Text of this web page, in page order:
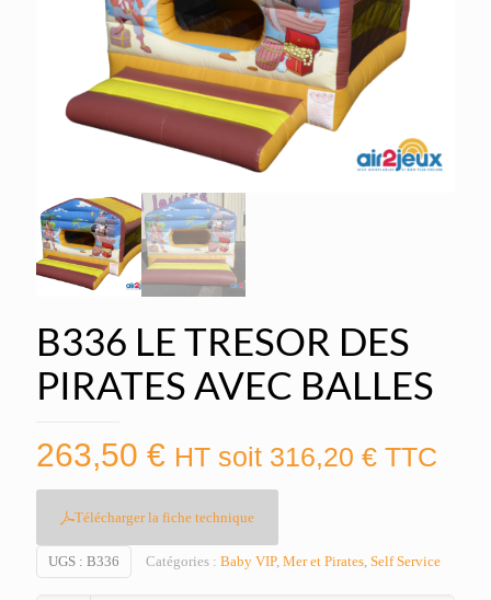
B336 LE TRESOR DES
PIRATES AVEC BALLES
263,50 € HT soit 316,20 € TTC
Télécharger la fiche technique
UGS : B336 Catégories : Baby VIP, Mer et Pirates, Self Service